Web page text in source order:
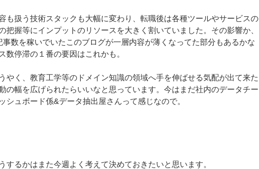
も扱う技術スタックも大幅に変わり、転職後は各種ツールやサービスの
把握等にインプットのリソースを大きく割いていました。その影響か、
数を稼いでいたこのブログが一層内容が薄くなってた部分もあるかな
数停滞の１番の要因はこれかも。
やく、教育工学等のドメイン知識の領域へ手を伸ばせる気配が出て来た
の幅を広げられたらいいなと思っています。今はまだ社内のデータチー
シュボード係&データ抽出屋さんって感じなので。
するかはまた今週よく考えて決めておきたいと思います。